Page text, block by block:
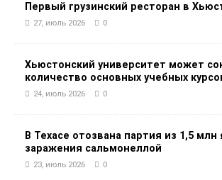
Первый грузинский ресторан в
27, июль 2026 0
Хьюстонский университет может
количество основных учебных
24, июль 2026 0
В Техасе отозвана партия из 1,5 млн
заражения сальмонеллой
23, июль 2026 0